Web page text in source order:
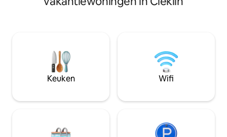
hangmat, een barbecue, een open
Ostry Wierch 15-25 minuten bergop
door het bos. In de winter alleen
toegankelijk met sneeuwkettingen.
Voordeel - geen mobiel netwerkbereik :)
velden en bomen. Een omheind
koffie of 's
springen bij het
Keuken Wifi